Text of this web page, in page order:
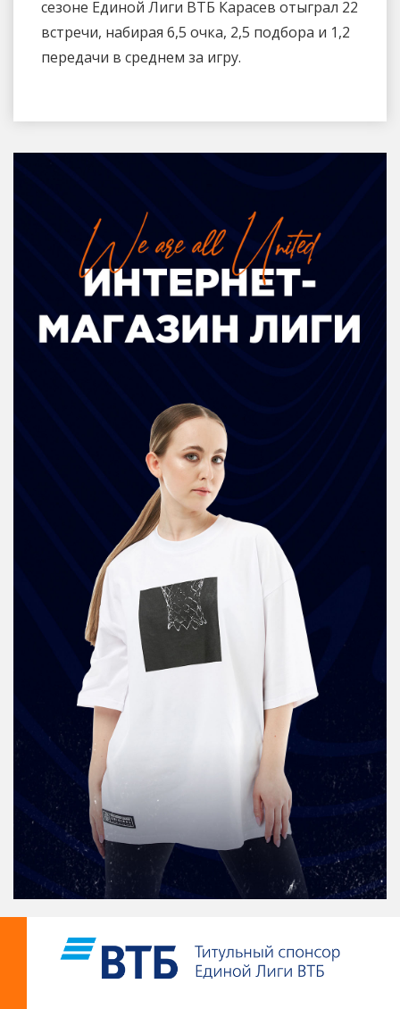
сезоне Единой Лиги ВТБ Карасев отыграл 22
встречи, набирая 6,5 очка, 2,5 подбора и 1,2
передачи в среднем за игру.